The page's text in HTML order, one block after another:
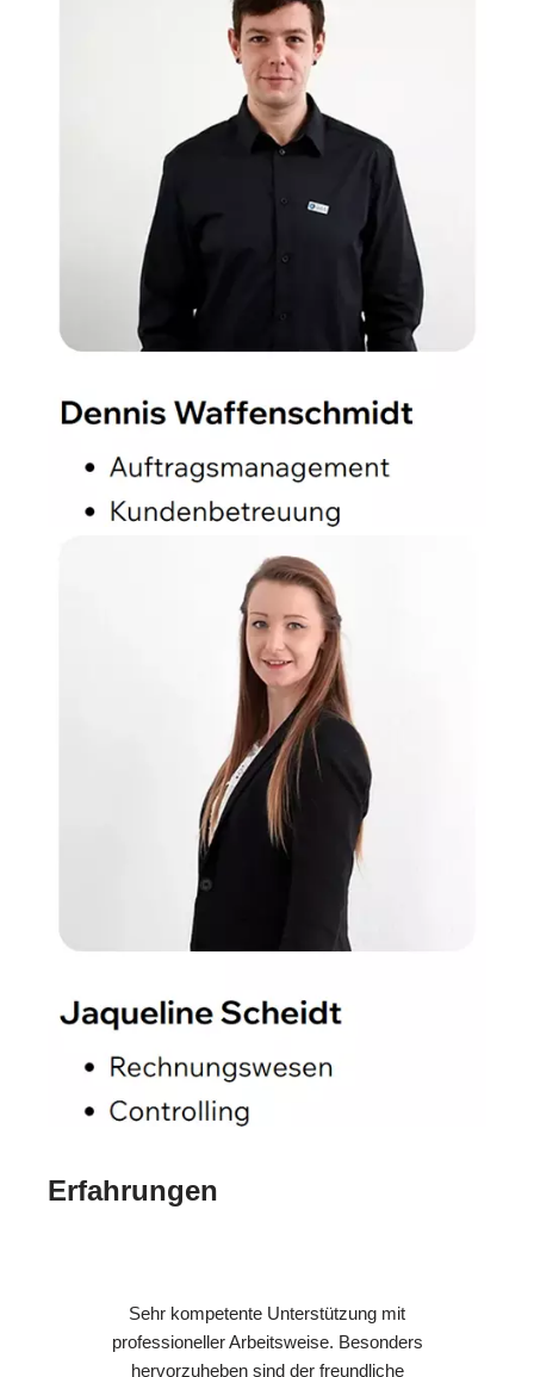
Erfahrungen
Sehr kompetente Unterstützung mit
professioneller Arbeitsweise. Besonders
hervorzuheben sind der freundliche